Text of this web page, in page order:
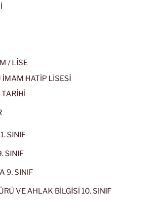
/ LİSE
İMAM HATİP LİSESİ
SINIF
SINIF
9. SINIF
VE AHLAK BİLGİSİ 10. SINIF